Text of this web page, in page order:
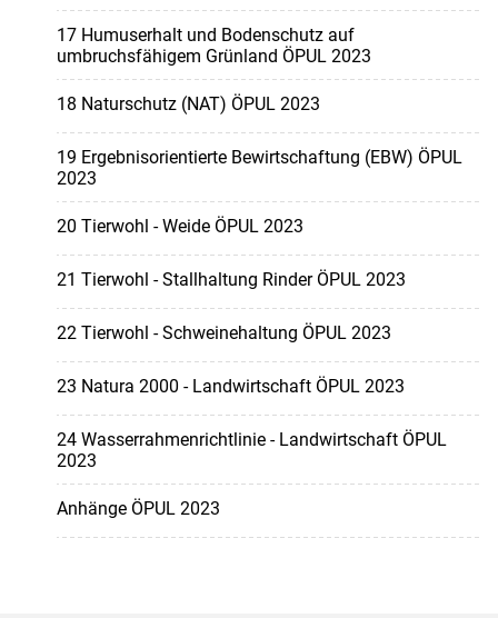
17 Humuserhalt und Bodenschutz auf
umbruchsfähigem Grünland ÖPUL 2023
18 Naturschutz (NAT) ÖPUL 2023
19 Ergebnisorientierte Bewirtschaftung (EBW) ÖPUL
2023
20 Tierwohl - Weide ÖPUL 2023
21 Tierwohl - Stallhaltung Rinder ÖPUL 2023
22 Tierwohl - Schweinehaltung ÖPUL 2023
23 Natura 2000 - Landwirtschaft ÖPUL 2023
24 Wasserrahmenrichtlinie - Landwirtschaft ÖPUL
2023
Anhänge ÖPUL 2023